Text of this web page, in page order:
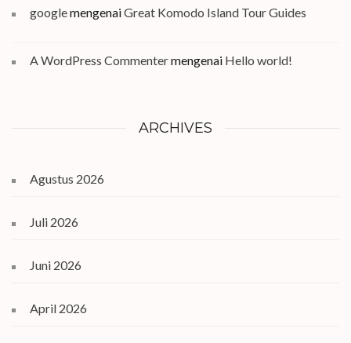
googlemengenaiGreat Komodo Island Tour Guides
A WordPress Commentermengenai Hello world!
ARCHIVES
Agustus 2026
Juli 2026
Juni 2026
April 2026